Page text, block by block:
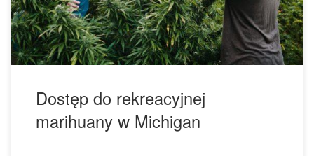
rekreacyjnych obiektów marihuany może […]
Dostęp do rekreacyjnej
marihuany w Michigan